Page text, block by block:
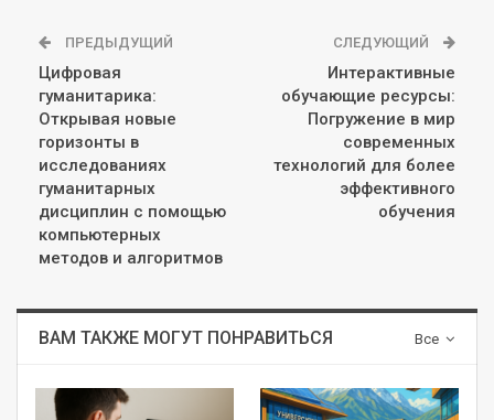
ПРЕДЫДУЩИЙ
Цифровая
гуманитарика:
Открывая новые
горизонты в
исследованиях
гуманитарных
дисциплин с помощью
компьютерных
методов и алгоритмов
СЛЕДУЮЩИЙ
Интерактивные
обучающие ресурсы:
Погружение в мир
современных
технологий для более
эффективного
обучения
Все
ВАМ ТАКЖЕ МОГУТ ПОНРАВИТЬСЯ